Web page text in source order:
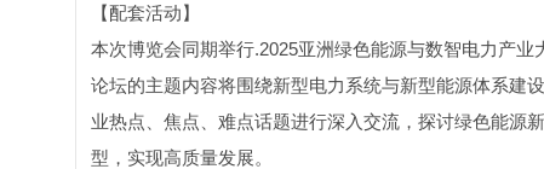
【配套活动】
本次博览会同期举行.2025亚洲绿色能源与数智电力产
论坛的主题内容将围绕新型电力系统与新型能源体系建
业热点、焦点、难点话题进行深入交流，探讨绿色能源
型，实现高质量发展。